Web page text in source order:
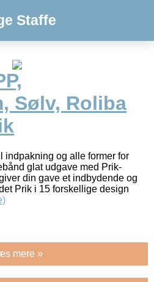
Staffe
Sølv, Roliba
indpakning og alle former for
glat udgave med Prik-
din gave et indbydende og
Prik i 15 forskellige design
mere »